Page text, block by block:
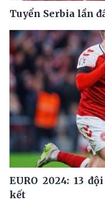
Tuyển Serbia lần
EURO 2024: 13
kết